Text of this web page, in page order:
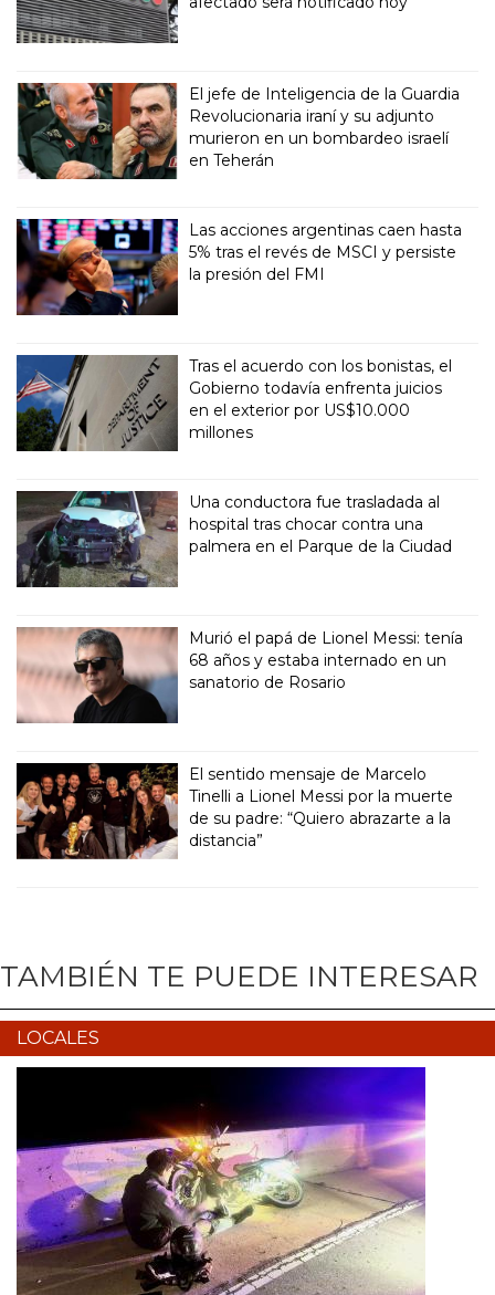
El jefe de Inteligencia de la Guardia
Revolucionaria iraní y su adjunto
murieron en un bombardeo israelí
en Teherán
Las acciones argentinas caen hasta
5% tras el revés de MSCI y persiste
la presión del FMI
Tras el acuerdo con los bonistas, el
Gobierno todavía enfrenta juicios
en el exterior por US$10.000
millones
Una conductora fue trasladada al
hospital tras chocar contra una
palmera en el Parque de la Ciudad
Murió el papá de Lionel Messi: tenía
68 años y estaba internado en un
sanatorio de Rosario
El sentido mensaje de Marcelo
Tinelli a Lionel Messi por la muerte
de su padre: “Quiero abrazarte a la
distancia”
TAMBIÉN TE PUEDE INTERESAR
LOCALES